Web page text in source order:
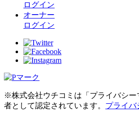
ログイン
オーナー
ログイン
※株式会社ウチコミは「プライバシー
者として認定されています。 プライバ